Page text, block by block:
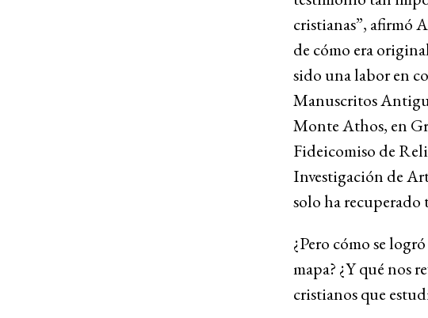
cristianas”, afirmó
de cómo era
sido una labor en
Manuscritos
Monte Athos, en
Fideicomiso de
Investigación de
solo ha
¿Pero cómo se
mapa? ¿Y qué nos
cristianos que